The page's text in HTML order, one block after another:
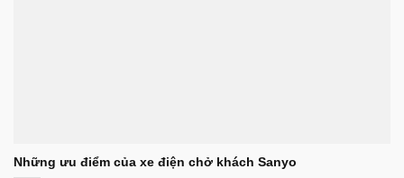
Những ưu điểm của xe điện chở khách Sanyo